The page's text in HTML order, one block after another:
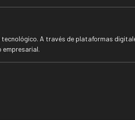
A través de plataformas
empresarial.